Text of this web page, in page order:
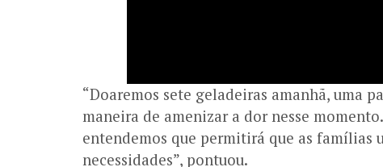
“Doaremos sete geladeiras amanhã, uma
maneira de amenizar a dor nesse
entendemos que permitirá que as famílias
necessidades”, pontuou.